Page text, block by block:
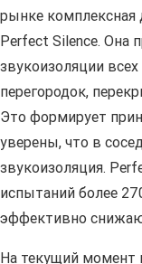
рынке комплексная
Perfect Silence. Она
звукоизоляции
перегородок,
Это формирует
уверены, что в
звукоизоляция.
испытаний более
эффективно
На текущий момент